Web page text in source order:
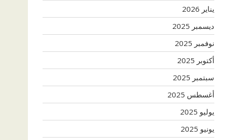
يناير 2026
ديسمبر 2025
نوفمبر 2025
أكتوبر 2025
سبتمبر 2025
أغسطس 2025
يوليو 2025
يونيو 2025